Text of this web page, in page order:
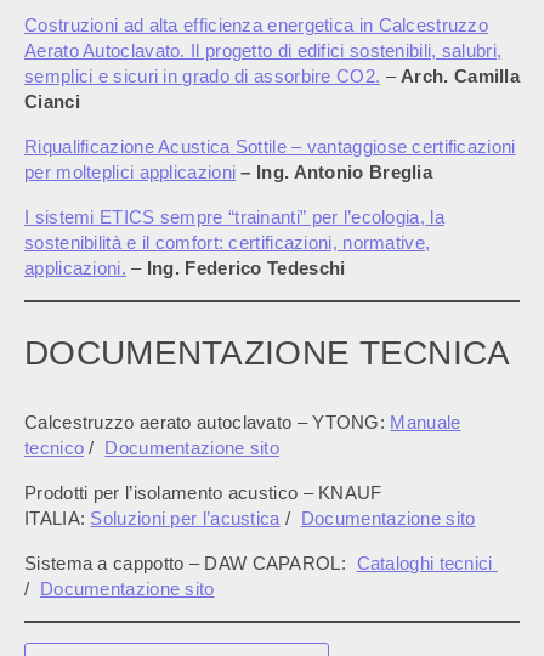
Costruzioni ad alta efficienza energetica in Calcestruzzo
Aerato Autoclavato. Il progetto di edifici sostenibili, salubri,
semplici e sicuri in grado di assorbire CO2. – Arch. Camilla
Cianci
Riqualificazione Acustica Sottile – vantaggiose certificazioni
per molteplici applicazioni – Ing. Antonio Breglia
I sistemi ETICS sempre “trainanti” per l’ecologia, la
sostenibilità e il comfort: certificazioni, normative,
applicazioni. – Ing. Federico Tedeschi
DOCUMENTAZIONE TECNICA
Calcestruzzo aerato autoclavato – YTONG: Manuale
tecnico / Documentazione sito
Prodotti per l’isolamento acustico – KNAUF
ITALIA: Soluzioni per l’acustica / Documentazione sito
Sistema a cappotto – DAW CAPAROL: Cataloghi tecnici
/ Documentazione sito